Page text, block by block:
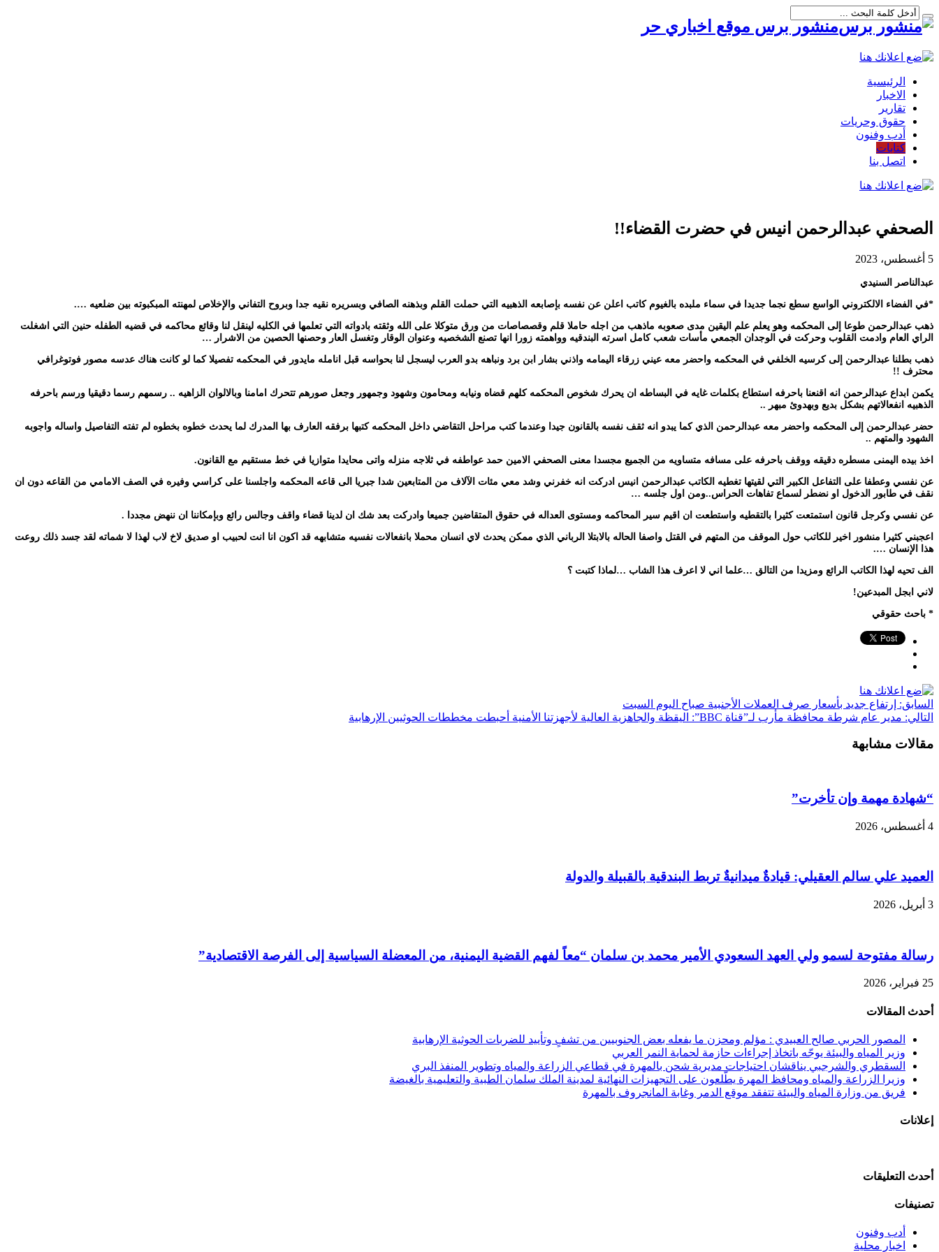
منشور برس موقع اخباري حر
الرئيسية
الاخبار
تقارير
حقوق وحريات
أدب وفنون
كتابات
اتصل بنا
الصحفي عبدالرحمن انيس في حضرت القضاء!!
5 أغسطس، 2023
عبدالناصر السنيدي
*في الفضاء الالكتروني الواسع سطع نجما جديدا في سماء ملبده بالغيوم كاتب اعلن عن نفسه بإصابعه الذهبيه التي حملت القلم وبذهنه الصافي وبسريره نقيه جدا وبروح التفاني والإخلاص لمهنته المبكبوته بين ضلعيه ….
ذهب عبدالرحمن طوعا إلى المحكمه وهو يعلم علم اليقين مدى صعوبه ماذهب من اجله حاملا قلم وقصصاصات من ورق متوكلا على الله وثقته بادواته التي تعلمها في الكليه لينقل لنا وقائع محاكمه في قضيه الطفله حنين التي اشغلت
الراي العام وادمت القلوب وحركت في الوجدان الجمعي مأسات شعب كامل اسرته البندقيه وواهمته زورا انها تصنع الشخصيه وعنوان الوقار وتغسل العار وحصنها الحصين من الاشرار …
ذهب بطلنا عبدالرحمن إلى كرسيه الخلفي في المحكمه واحضر معه عيني زرقاء اليمامه واذني بشار ابن برد ونباهه بدو العرب ليسجل لنا بحواسه قبل انامله مايدور في المحكمه تفصيلا كما لو كانت هناك عدسه مصور فوتوغرافي
محترف !!
يكمن ابداع عبدالرحمن انه اقنعنا باحرفه استطاع بكلمات غايه في البساطه ان يحرك شخوص المحكمه كلهم قضاه ونيابه ومحامون وشهود وجمهور وجعل صورهم تتحرك امامنا وبالالوان الزاهيه .. رسمهم رسما دقيقيا ورسم باحرفه
الذهبيه انفعالاتهم بشكل بديع وبهدوئ مبهر ..
حضر عبدالرحمن إلى المحكمه واحضر معه عبدالرحمن الذي كما يبدو انه ثقف نفسه بالقانون جيدا وعندما كتب مراحل التقاضي داخل المحكمه كتبها برفقه العارف بها المدرك لما يحدث خطوه بخطوه لم تفته التفاصيل واساله واجوبه
الشهود والمتهم ..
اخذ بيده اليمنى مسطره دقيقه ووقف باحرفه على مسافه متساويه من الجميع مجسدا معنى الصحفي الامين حمد عواطفه في ثلاجه منزله واتى محايدا متوازيا في خط مستقيم مع القانون.
عن نفسي وعطفا على التفاعل الكبير التي لقيتها تغطيه الكاتب عبدالرحمن انيس ادركت انه خفرني وشد معي مئات الآلاف من المتابعين شدا جبريا الى قاعه المحكمه واجلسنا على كراسي وفيره في الصف الامامي من القاعه دون ان
نقف في طابور الدخول او نضطر لسماع تفاهات الحراس..ومن اول جلسه …
عن نفسي وكرجل قانون استمتعت كثيرا بالتقطيه واستطعت ان اقيم سير المحاكمه ومستوى العداله في حقوق المتقاضين جميعا وادركت بعد شك ان لدينا قضاء واقف وجالس رائع وبإمكاننا ان ننهض مجددا .
اعجبني كثيرا منشور اخير للكاتب حول الموقف من المتهم في القتل واصفا الحاله بالابتلا الرباني الذي ممكن يحدث لاي انسان محملا بانفعالات نفسيه متشابهه قد اكون انا انت لحبيب او صديق لاخ لاب لهذا لا شماته لقد جسد ذلك روعت
هذا الإنسان ….
الف تحيه لهذا الكاتب الرائع ومزيدا من التالق …علما اني لا اعرف هذا الشاب …لماذا كتبت ؟
لاني ابجل المبدعين!
* باحث حقوقي
السابق: إرتفاع جديد بأسعار صرف العملات الأجنبية صباح اليوم السبت
التالي: مدير عام شرطة محافظة مأرب لـ”قناة BBC”: اليقظة والجاهزية العالية لأجهزتنا الأمنية أحبطت مخططات الحوثيين الإرهابية
مقالات مشابهة
“شهادة مهمة وإن تأخرت”
4 أغسطس، 2026
العميد علي سالم العقيلي: قيادةٌ ميدانيةٌ تربط البندقية بالقبيلة والدولة
3 أبريل، 2026
رسالة مفتوحة لسمو ولي العهد السعودي الأمير محمد بن سلمان “معاً لفهم القضية اليمنية، من المعضلة السياسية إلى الفرصة الاقتصادية”
25 فبراير، 2026
أحدث المقالات
المصور الحربي صالح العبيدي : مؤلم ومحزن ما يفعله بعض الجنوبيين من تشفٍ وتأييد للضربات الحوثية الإرهابية
وزير المياه والبيئة يوجّه باتخاذ إجراءات حازمة لحماية النمر العربي
السقطري والشرجبي يناقشان احتياجات مديرية شحن بالمهرة في قطاعي الزراعة والمياه وتطوير المنفذ البري
وزيرا الزراعة والمياه ومحافظ المهرة يطّلعون على التجهيزات النهائية لمدينة الملك سلمان الطبية والتعليمية بالغيضة
فريق من وزارة المياه والبيئة تتفقد موقع الدمر وغابة المانجروف بالمهرة
إعلانات
أحدث التعليقات
تصنيفات
أدب وفنون
اخبار محلية